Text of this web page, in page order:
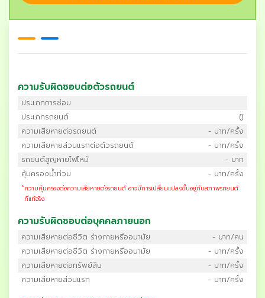
ความรับผิดชอบต่อตัวรถยนต์
ประเภทการซ่อม
ประเภทรถยนต์
()
ความเสียหายต่อรถยนต์
- บาท/ครั้ง
ความเสียหายส่วนแรกต่อตัวรถยนต์
- บาท/ครั้ง
รถยนต์สูญหายไฟไหม้
- บาท
คุ้มครองน้ำท่วม
- บาท/ครั้ง
*ความคุ้มครองต่อความเสียหายต่อรถยนต์ อาจมีการเปลี่ยนแปลงขึ้นอยู่กับสภาพรถยนต์
ที่แท้จริง
ความรับผิดชอบต่อบุคคลภายนอก
ความเสียหายต่อชีวิต ร่างกายหรืออนามัย
- บาท/คน
ความเสียหายต่อชีวิต ร่างกายหรืออนามัย
- บาท/ครั้ง
ความเสียหายต่อทรัพย์สิน
- บาท/ครั้ง
ความเสียหายส่วนแรก
- บาท/ครั้ง